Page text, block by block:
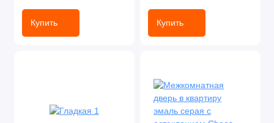
Купить Купить